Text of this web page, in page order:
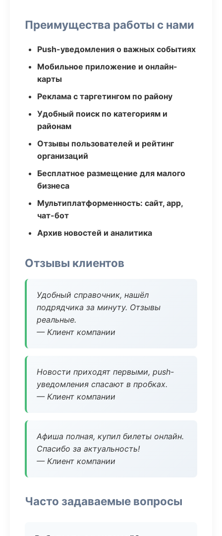
Преимущества работы с нами
Push-уведомления о важных событиях
Мобильное приложение и онлайн-
карты
Реклама с таргетингом по району
Удобный поиск по категориям и
районам
Отзывы пользователей и рейтинг
организаций
Бесплатное размещение для малого
бизнеса
Мультиплатформенность: сайт, app,
чат-бот
Архив новостей и аналитика
Отзывы клиентов
Удобный справочник, нашёл
подрядчика за минуту. Отзывы
реальные.
— Клиент компании
Новости приходят первыми, push-
уведомления спасают в пробках.
— Клиент компании
Афиша полная, купил билеты онлайн.
Спасибо за актуальность!
— Клиент компании
Часто задаваемые вопросы